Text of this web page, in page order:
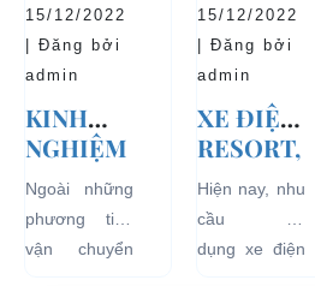
những ưu...
TẠI CÁC
KHU VỰC
HẠN
CHẾ
chạy bằng
điện...
15/12/2022
| Đăng bởi
admin
KINH
NGHIỆM
THUÊ XE
ĐIỆN DU
LỊCH
VÒNG
Ngoài những
phương tiện
vận chuyển
15/12/2022
| Đăng bởi
admin
XE ĐIỆN
RESORT,
TRÀO
LƯU MỚI
CHO
CÁC KHU
Hiện nay, nhu
cầu sử
dụng xe điện